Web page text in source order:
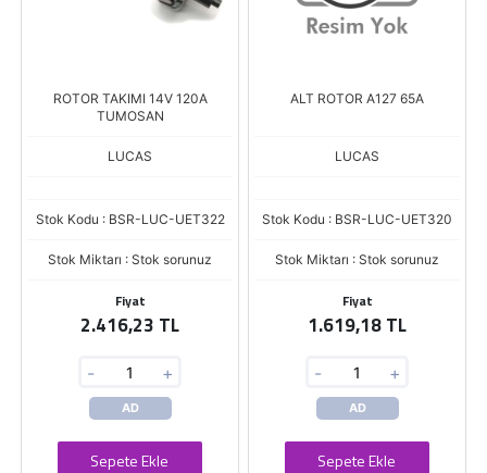
ROTOR TAKIMI 14V 120A
TUMOSAN
LUCAS
Stok Kodu : BSR-LUC-UET322
Stok Miktarı : Stok sorunuz
Fiyat
2.416,23 TL
- +
AD
Sepete Ekle
ALT ROTOR A127 65A
LUCAS
Stok Kodu : BSR-LUC-UET320
Stok Miktarı : Stok sorunuz
Fiyat
1.619,18 TL
- +
AD
Sepete Ekle